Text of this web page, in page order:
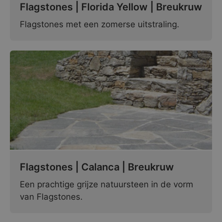
Flagstones | Florida Yellow | Breukruw
Flagstones met een zomerse uitstraling.
Flagstones | Calanca | Breukruw
Een prachtige grijze natuursteen in de vorm
van Flagstones.